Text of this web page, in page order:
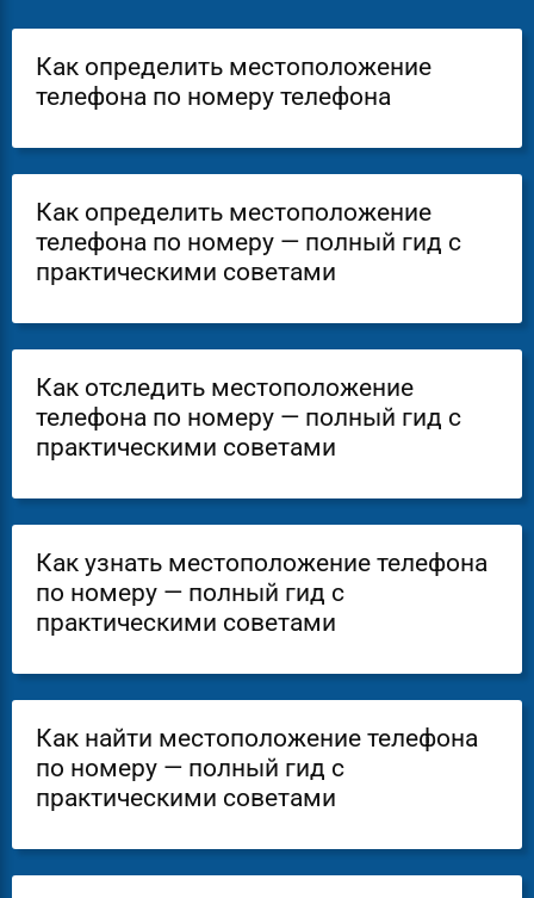
Как определить местоположение
телефона по номеру телефона
Как определить местоположение
телефона по номеру — полный гид с
практическими советами
Как отследить местоположение
телефона по номеру — полный гид с
практическими советами
Как узнать местоположение телефона
по номеру — полный гид с
практическими советами
Как найти местоположение телефона
по номеру — полный гид с
практическими советами